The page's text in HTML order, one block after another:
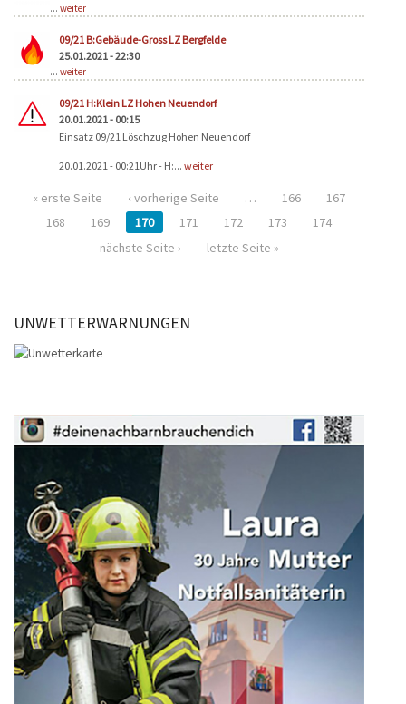
... weiter
09/21 B:Gebäude-Gross LZ Bergfelde
25.01.2021 - 22:30
... weiter
09/21 H:Klein LZ Hohen Neuendorf
20.01.2021 - 00:15
Einsatz 09/21 Löschzug Hohen Neuendorf
20.01.2021 - 00:21Uhr - H:... weiter
« erste Seite ‹ vorherige Seite … 166
167
168
169 170 171 172 173
174
nächste Seite ›
letzte Seite »
UNWETTERWARNUNGEN